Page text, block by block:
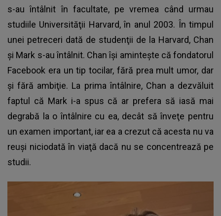
s-au întâlnit în facultate, pe vremea când urmau
studiile Universităţii Harvard, în anul 2003. În timpul
unei petreceri dată de studenţii de la Harvard, Chan
şi Mark s-au întâlnit. Chan îşi aminteşte că fondatorul
Facebook era un tip tocilar, fără prea mult umor, dar
şi fără ambiţie. La prima întâlnire, Chan a dezvăluit
faptul că Mark i-a spus că ar prefera să iasă mai
degrabă la o întâlnire cu ea, decât să înveţe pentru
un examen important, iar ea a crezut că acesta nu va
reuşi niciodată în viaţă dacă nu se concentrează pe
studii.